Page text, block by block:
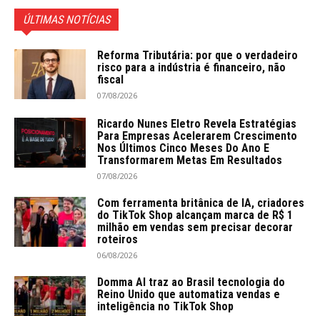
ÚLTIMAS NOTÍCIAS
Reforma Tributária: por que o verdadeiro
risco para a indústria é financeiro, não
fiscal
07/08/2026
Ricardo Nunes Eletro Revela Estratégias
Para Empresas Acelerarem Crescimento
Nos Últimos Cinco Meses Do Ano E
Transformarem Metas Em Resultados
07/08/2026
Com ferramenta britânica de IA, criadores
do TikTok Shop alcançam marca de R$ 1
milhão em vendas sem precisar decorar
roteiros
06/08/2026
Domma AI traz ao Brasil tecnologia do
Reino Unido que automatiza vendas e
inteligência no TikTok Shop